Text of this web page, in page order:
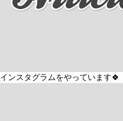
インスタグラムをやっています🍀